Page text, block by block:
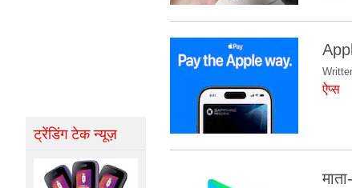
ऐप्स
ट्रेंडिंग टेक न्यूज़